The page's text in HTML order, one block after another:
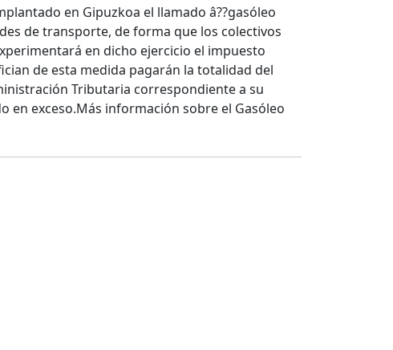
en Gipuzkoa el llamado â??gasóleo
de transporte, de forma que los colectivos
en dicho ejercicio el impuesto
de esta medida pagarán la totalidad del
Tributaria correspondiente a su
exceso.Más información sobre el Gasóleo